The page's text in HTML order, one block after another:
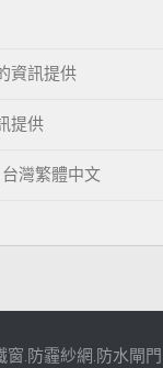
資訊提供
提供
台灣繁體中文
窗.防霾紗網.防水閘